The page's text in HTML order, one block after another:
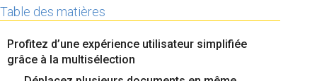
Contactez-nous
Table des matières
Profitez d’une expérience utilisateur simplifiée
grâce à la multisélection